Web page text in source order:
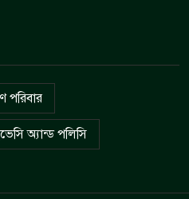
পরিবার
অ্যান্ড পলিসি